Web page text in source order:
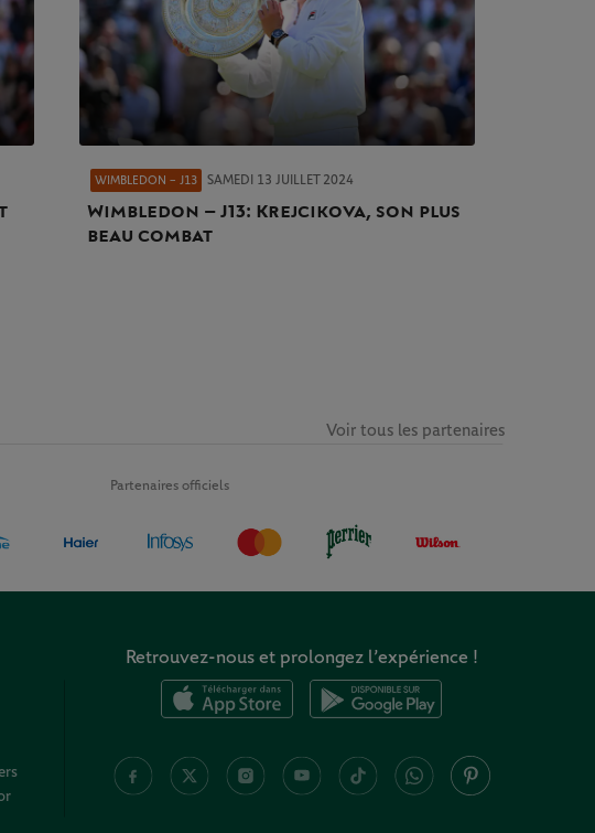
WIMBLEDON – J13 SAMEDI 13 JUILLET 2024
Wimbledon – J13 : Krejcikova, son plus
beau combat
Partenaires officiels
Voir tous les partenaires
Retrouvez-nous et prolongez l’expérience !